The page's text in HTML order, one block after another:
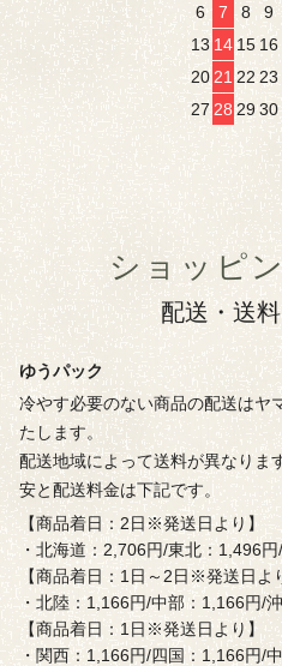
6
7 8 9
13 14 15 16
20 21 22 23
27 28 2930
ショッピ
配送・送
ゆうパック
冷やす必要のない商品の配送はヤ
たします。
配送地域によって送料が異なりま
安と配送料金は下記です。
【商品着日：2日※発送日より】
・北海道：2,706円/東北：1,496
【商品着日：1日～2日※発送日よ
・北陸：1,166円/中部：1,166円/
【商品着日：1日※発送日より】
・関西：1,166円/四国：1,166円/